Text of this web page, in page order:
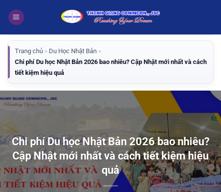
qua
dung
Trang chủ » Du Học Nhật Bản »
Chi phí Du học Nhật Bản 2026 bao nhiêu? Cập Nhật mới nhất và cách
tiết kiệm hiệu quả
Chi phí Du học Nhật Bản 2026 bao nhiêu?
Cập Nhật mới nhất và cách tiết kiệm hiệu
quả